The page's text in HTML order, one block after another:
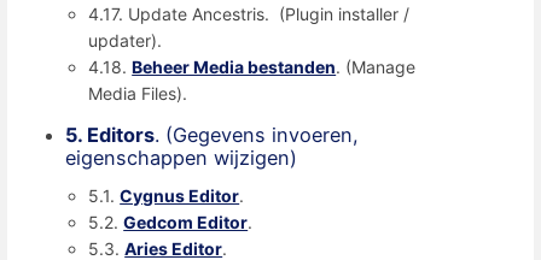
4.17. Update Ancestris. (Plugin installer /
updater).
4.18.Beheer Media bestanden. (Manage
Media Files).
5. Editors. (Gegevens invoeren,
eigenschappen wijzigen)
5.1.Cygnus Editor.
5.2.Gedcom Editor.
5.3.Aries Editor.